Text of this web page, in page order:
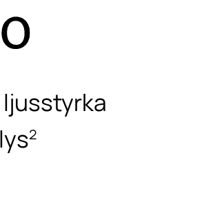
2